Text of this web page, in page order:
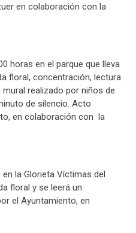
en colaboración con la
horas en el parque que lleva
floral, concentración, lectura
realizado por niños de
de silencio. Acto
en colaboración con la
la Glorieta Víctimas del
floral y se leerá un
el Ayuntamiento, en